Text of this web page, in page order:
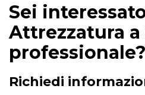
Sei
Attrezzatura
professionale?
Richiedi